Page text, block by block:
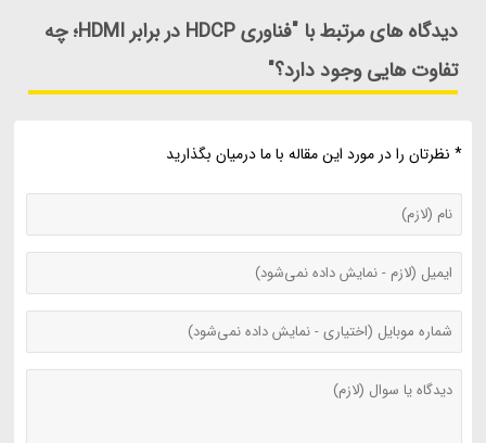
دیدگاه های مرتبط با "فناوری HDCP در برابر HDMI؛ چه
تفاوت هایی وجود دارد؟"
* نظرتان را در مورد این مقاله با ما درمیان بگذارید